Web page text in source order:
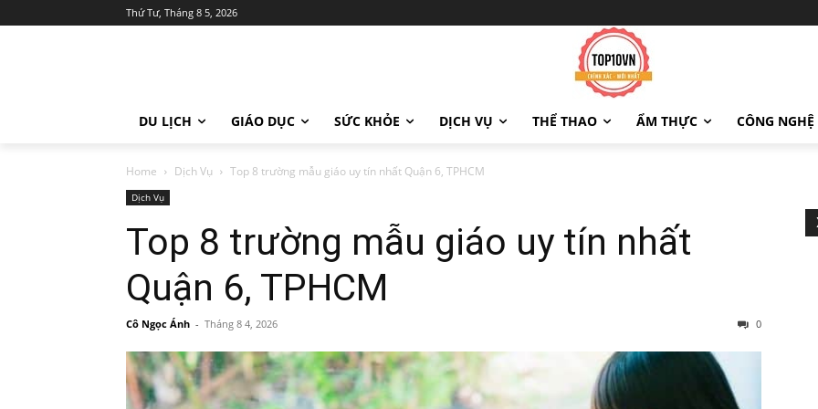
Thứ Tư, Tháng 8 5, 2026
DU LỊCH GIÁO DỤC SỨC KHỎE DỊCH VỤ THỂ THAO ẨM THỰC CÔNG NGHỆ
Home Dịch Vụ Top 8 trường mẫu giáo uy tín nhất Quận 6, TPHCM
Dịch Vụ
Top 8 trường mẫu giáo uy tín nhất
Quận 6, TPHCM
Cô Ngọc Ánh - Tháng 8 4, 2026 0